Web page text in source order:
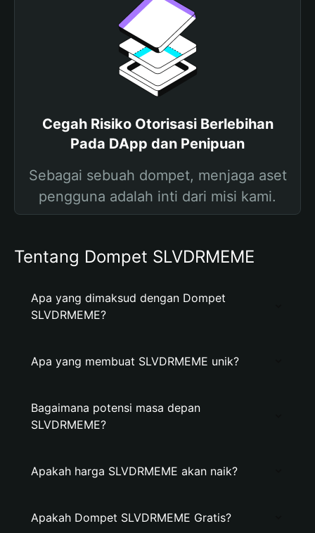
Cegah Risiko Otorisasi Berlebihan
Pada DApp dan Penipuan
Sebagai sebuah dompet, menjaga aset
pengguna adalah inti dari misi kami.
Tentang Dompet SLVDRMEME
Apa yang dimaksud dengan Dompet
SLVDRMEME?
Apa yang membuat SLVDRMEME unik?
Bagaimana potensi masa depan
SLVDRMEME?
Apakah harga SLVDRMEME akan naik?
Apakah Dompet SLVDRMEME Gratis?